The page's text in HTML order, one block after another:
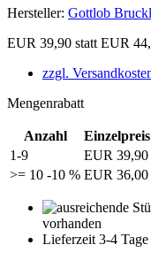
Hersteller: Gottlob
EUR 39,90 statt EUR
zzgl.
Mengenrabatt
Anzahl Einzelpreis
1-9
EUR 39,90
>= 10 -10 % EUR 36,00
vorhanden
Lieferzeit 3-4 Tage